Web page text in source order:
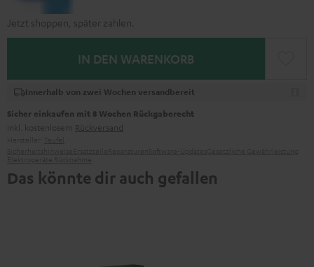
Jetzt shoppen, später zahlen.
IN DEN WARENKORB
Innerhalb von zwei Wochen versandbereit
Sicher einkaufen mit 8 Wochen Rückgaberecht
inkl. kostenlosem Rückversand
Das könnte dir auch gefallen